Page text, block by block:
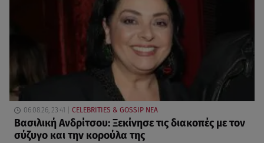
06.08.26, 23:41 CELEBRITIES & GOSSIP ΝΕΑ
Βασιλική Ανδρίτσου: Ξεκίνησε τις διακοπές με τον
σύζυγο και την κορούλα της